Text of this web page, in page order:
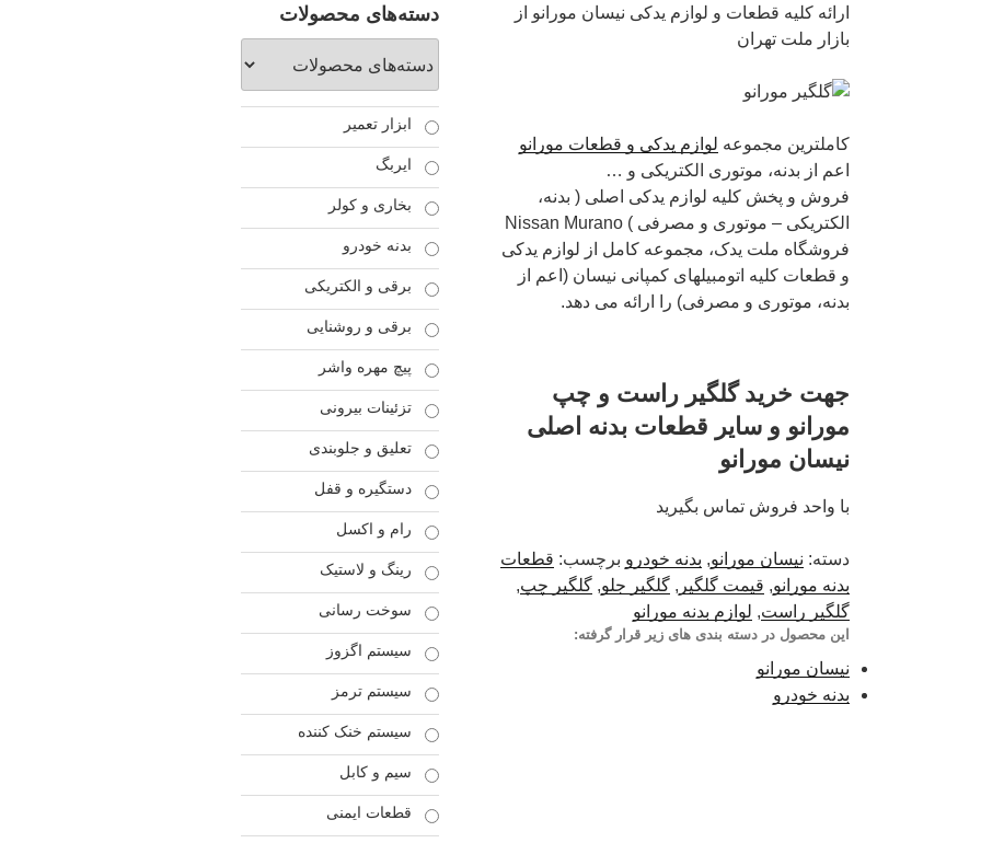
ارائه کلیه قطعات و لوازم یدکی نیسان مورانو از
بازار ملت تهران
کاملترین مجموعه لوازم یدکی و قطعات مورانو
اعم از بدنه، موتوری الکتریکی و …
فروش و پخش کلیه لوازم یدکی اصلی ( بدنه،
الکتریکی – موتوری و مصرفی ) Nissan Murano
فروشگاه ملت یدک، مجموعه کامل از لوازم یدکی
و قطعات کلیه اتومبیلهای کمپانی نیسان (اعم از
بدنه، موتوری و مصرفی) را ارائه می دهد.
جهت خرید گلگیر راست و چپ
مورانو و سایر قطعات بدنه اصلی
نیسان مورانو
با واحد فروش تماس بگیرید
دسته: نیسان مورانو, بدنه خودرو برچسب: قطعات
بدنه مورانو, قیمت گلگیر , گلگیر جلو, گلگیر چپ,
گلگیر راست, لوازم بدنه مورانو
این محصول در دسته بندی های زیر قرار گرفته:
نیسان مورانو
بدنه خودرو
دسته‌های محصولات
ابزار تعمیر
ایربگ
بخاری و کولر
بدنه خودرو
برقی و الکتریکی
برقی و روشنایی
پیچ مهره واشر
تزئینات بیرونی
تعلیق و جلوبندی
دستگیره و قفل
رام و اکسل
رینگ و لاستیک
سوخت رسانی
سیستم اگزوز
سیستم ترمز
سیستم خنک کننده
سیم و کابل
قطعات ایمنی